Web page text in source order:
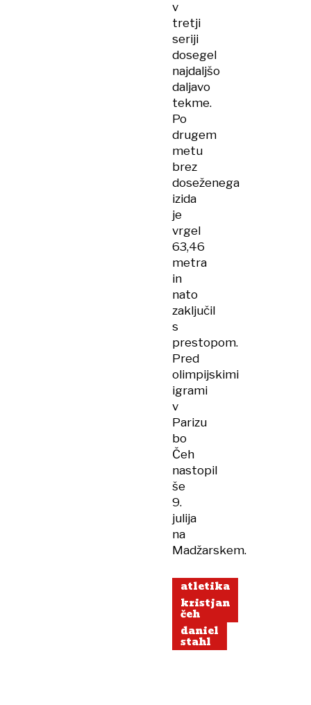
v
tretji
seriji
dosegel
najdaljšo
daljavo
tekme.
Po
drugem
metu
brez
doseženega
izida
je
vrgel
63,46
metra
in
nato
zaključil
s
prestopom.
Pred
olimpijskimi
igrami
v
Parizu
bo
Čeh
nastopil
še
9.
julija
na
Madžarskem.
atletika
kristjan
čeh
daniel
stahl